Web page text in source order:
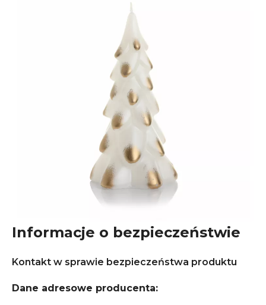
Informacje o bezpieczeństwie
Kontakt w sprawie bezpieczeństwa produktu
Dane adresowe producenta: